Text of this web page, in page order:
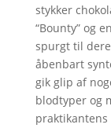
stykker
“Bounty” og
spurgt til
åbenbart
gik glip af
blodtyper og